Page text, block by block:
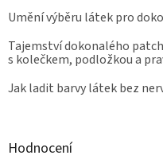
Umění výběru látek pro
Tajemství dokonalého
s kolečkem, podložkou a
Jak ladit barvy látek bez
Hodnocení